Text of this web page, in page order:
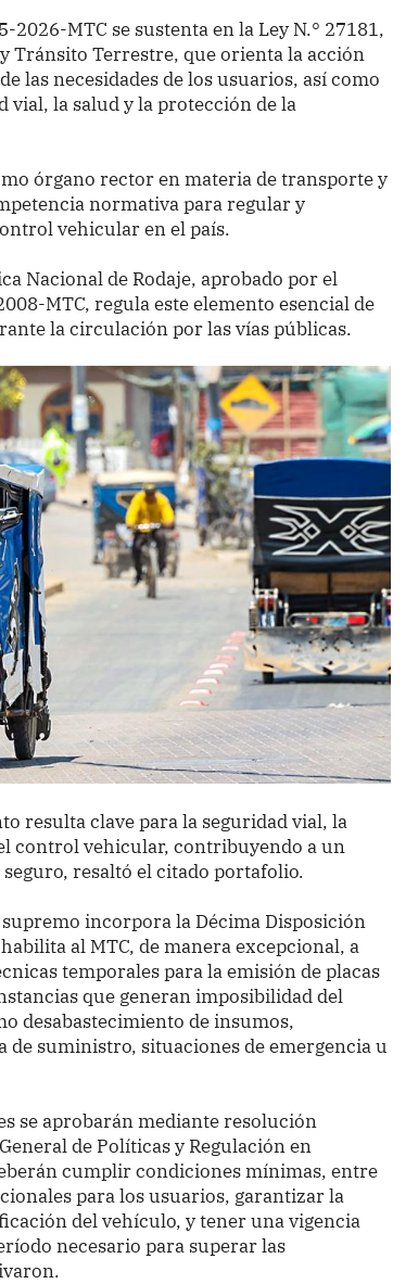
2026-MTC se sustenta en la Ley N.° 27181,
Tránsito Terrestre, que orienta la acción
las necesidades de los usuarios, así como
vial, la salud y la protección de la
órgano rector en materia de transporte y
normativa para regular y
vehicular en el país.
Nacional de Rodaje, aprobado por el
MTC, regula este elemento esencial de
la circulación por las vías públicas.
resulta clave para la seguridad vial, la
control vehicular, contribuyendo a un
resaltó el citado portafolio.
incorpora la Décima Disposición
al MTC, de manera excepcional, a
temporales para la emisión de placas
que generan imposibilidad del
desabastecimiento de insumos,
de suministro, situaciones de emergencia u
se aprobarán mediante resolución
de Políticas y Regulación en
cumplir condiciones mínimas, entre
para los usuarios, garantizar la
del vehículo, y tener una vigencia
necesario para superar las